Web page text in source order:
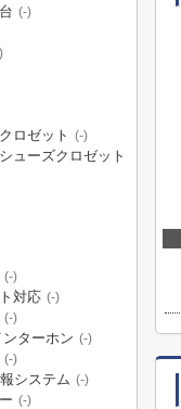
(-)
ロゼット (-)
ューズクロゼット
(-)
対応 (-)
(-)
ターホン (-)
(-)
システム (-)
(-)